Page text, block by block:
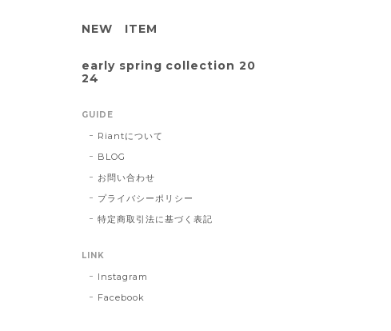
NEW ITEM
early spring collection 20
24
GUIDE
Riantについて
BLOG
お問い合わせ
プライバシーポリシー
特定商取引法に基づく表記
LINK
Instagram
Facebook